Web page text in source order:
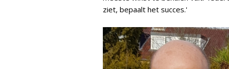
ziet, bepaalt het succes.'